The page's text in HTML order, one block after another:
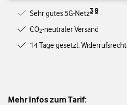
Sehr gutes 5G-Netz38
CO2-neutraler Versand
14 Tage gesetzl. Widerrufsrecht
Mehr Infos zum Tarif: